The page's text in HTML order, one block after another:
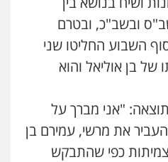
ובשב"כ, ובטרם
השבוע החליטו שני
בן אוליאל והוא
"אני מברך על
את מרשי, עמירם בן
כפי שהתבקש
עורך דין פלילי
חמורה ליווי וייצוג בחקירות